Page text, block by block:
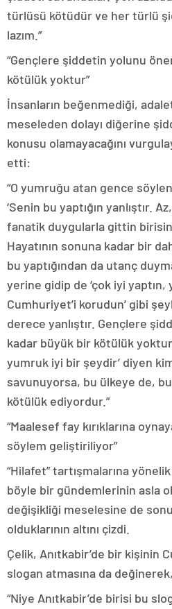
türlüsü kötüdür ve her türlü
lazım.”
“Gençlere şiddetin yolunu
kötülük yoktur”
İnsanların beğenmediği,
meseleden dolayı diğerine
konusu olamayacağını
etti:
“O yumruğu atan gence
‘Senin bu yaptığın yanlıştır.
fanatik duygularla gittin
Hayatının sonuna kadar bir
bu yaptığından da utanç
yerine gidip de ‘çok iyi
Cumhuriyet’i korudun’ gibi
derece yanlıştır. Gençlere
kadar büyük bir kötülük yoktur.
yumruk iyi bir şeydir’ diyen
savunuyorsa, bu ülkeye de,
kötülük ediyordur.”
“Maalesef fay kırıklarına
söylem geliştiriliyor”
“Hilafet” tartışmalarına
böyle bir gündemlerinin asla
değişikliği meselesine de
olduklarının altını çizdi.
Çelik, Anıtkabir’de bir kişinin
slogan atmasına da
“Niye Anıtkabir’de birisi bu